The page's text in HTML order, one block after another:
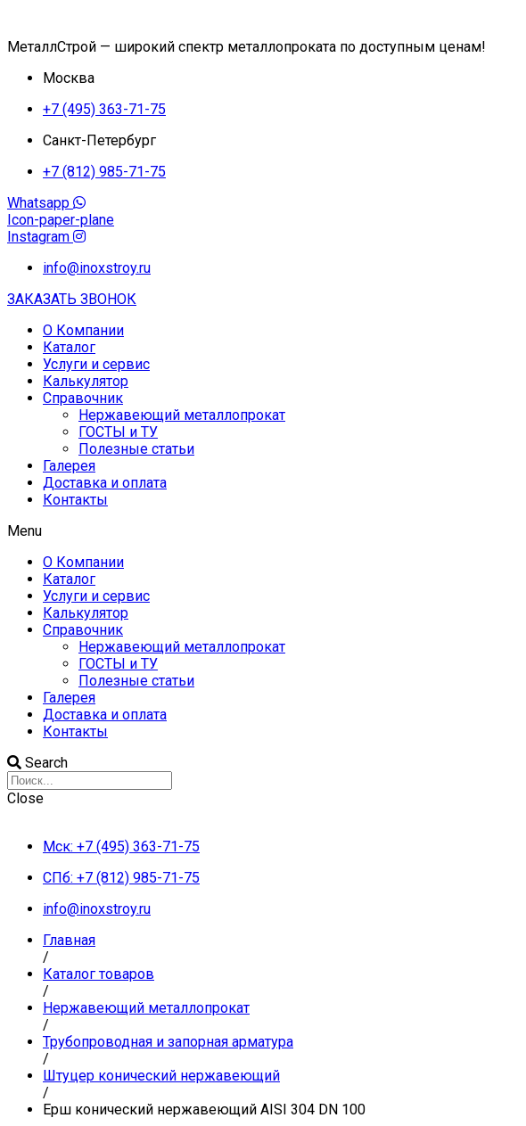
МеталлСтрой — широкий спектр металлопроката по доступным ценам!
Москва
+7 (495) 363-71-75
Санкт-Петербург
+7 (812) 985-71-75
Whatsapp
Icon-paper-plane
Instagram
info@inoxstroy.ru
ЗАКАЗАТЬ ЗВОНОК
О Компании
Каталог
Услуги и сервис
Калькулятор
Справочник
Нержавеющий металлопрокат
ГОСТЫ и ТУ
Полезные статьи
Галерея
Доставка и оплата
Контакты
Menu
О Компании
Каталог
Услуги и сервис
Калькулятор
Справочник
Нержавеющий металлопрокат
ГОСТЫ и ТУ
Полезные статьи
Галерея
Доставка и оплата
Контакты
Search
Close
Мск: +7 (495) 363-71-75
СПб: +7 (812) 985-71-75
info@inoxstroy.ru
Главная
/
Каталог товаров
/
Нержавеющий металлопрокат
/
Трубопроводная и запорная арматура
/
Штуцер конический нержавеющий
/
Ерш конический нержавеющий AISI 304 DN 100